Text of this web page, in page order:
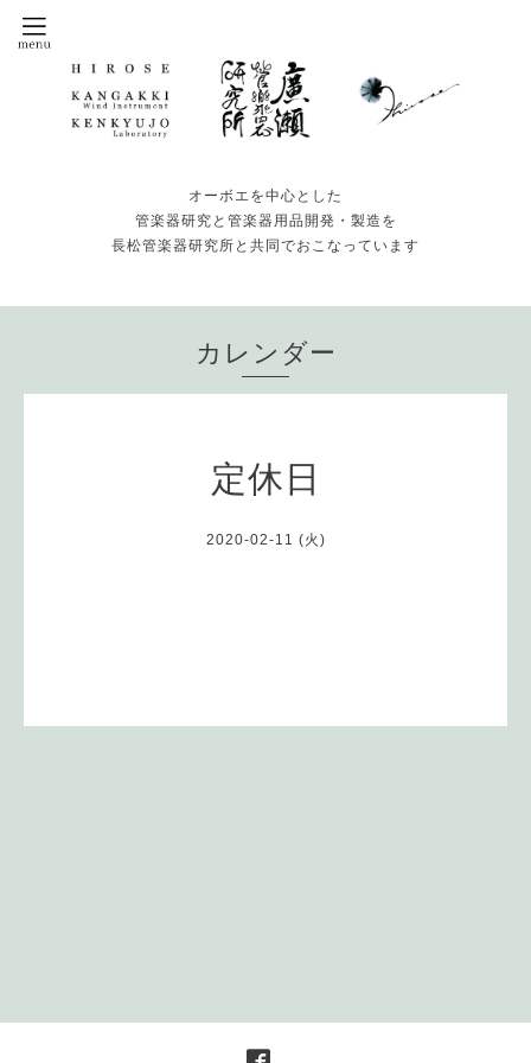
オーボエを中心とした
管楽器研究と管楽器用品開発・製造を
長松管楽器研究所と共同でおこなっています
カレンダー
定休日
2020-02-11 (火)